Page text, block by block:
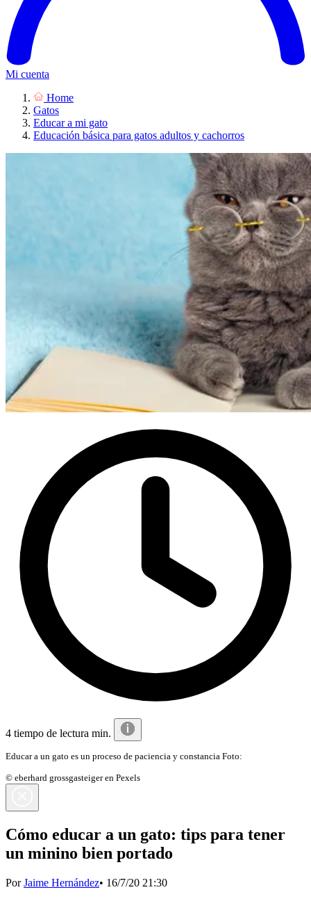
Mi cuenta
Home
Gatos
Educar a mi gato
Educación básica para gatos adultos y cachorros
4 tiempo de lectura min.
Educar a un gato es un proceso de paciencia y constancia Foto:
© eberhard grossgasteiger en Pexels
Cómo educar a un gato: tips para tener
un minino bien portado
PorJaime Hernández• 16/7/20 21:30